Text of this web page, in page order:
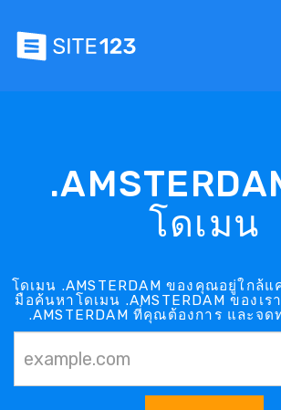
โดเมน
โดเมน .AMSTERDAM ของคุณอยู่ใกล้แ
มือค้นหาโดเมน .AMSTERDAM ของเร
.AMSTERDAM ที่คุณต้องการ และจ